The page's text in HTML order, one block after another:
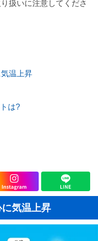
扱いに注意してくださ
温上昇
は?
気温上昇